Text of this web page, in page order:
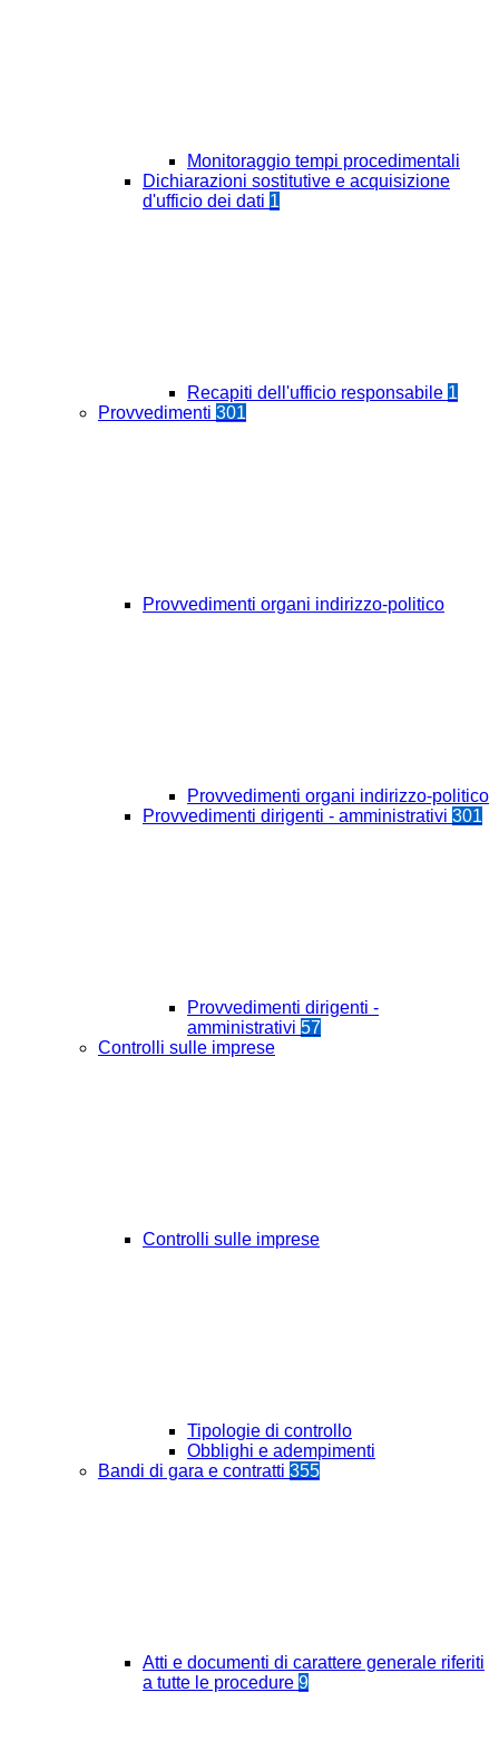
Monitoraggio tempi procedimentali
Dichiarazioni sostitutive e acquisizione
d'ufficio dei dati 1
Recapiti dell'ufficio responsabile 1
Provvedimenti 301
Provvedimenti organi indirizzo-politico
Provvedimenti organi indirizzo-politico
Provvedimenti dirigenti - amministrativi 301
Provvedimenti dirigenti -
amministrativi 57
Controlli sulle imprese
Controlli sulle imprese
Tipologie di controllo
Obblighi e adempimenti
Bandi di gara e contratti 355
Atti e documenti di carattere generale riferiti
a tutte le procedure 9